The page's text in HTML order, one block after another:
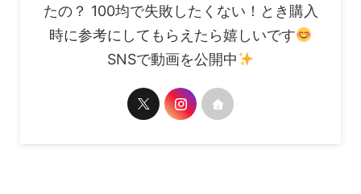
たの？ 100均で失敗したくない！とき購入
時に参考にしてもらえたら嬉しいです
SNSで動画を公開中